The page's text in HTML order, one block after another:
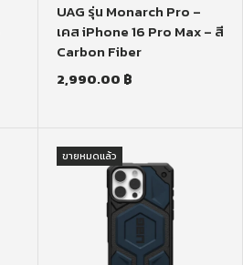
UAG รุ่น Monarch Pro –
เคส iPhone 16 Pro Max – สี
Carbon Fiber
2,990.00 ฿
ขายหมดแล้ว